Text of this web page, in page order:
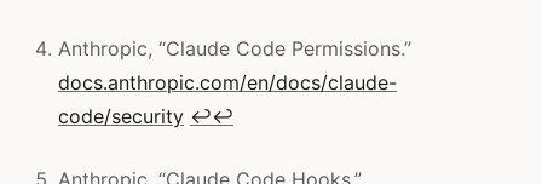
Anthropic, “Claude Code Permissions.”
docs.anthropic.com/en/docs/claude-
code/security ↩↩